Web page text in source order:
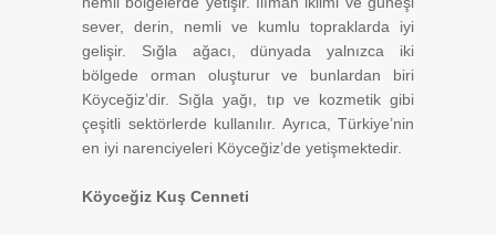
sever, derin, nemli ve kumlu topraklarda iyi
gelişir. Sığla ağacı, dünyada yalnızca iki
bölgede orman oluşturur ve bunlardan biri
Köyceğiz’dir. Sığla yağı, tıp ve kozmetik gibi
çeşitli sektörlerde kullanılır. Ayrıca, Türkiye’nin
en iyi narenciyeleri Köyceğiz’de yetişmektedir.
Köyceğiz Kuş Cenneti